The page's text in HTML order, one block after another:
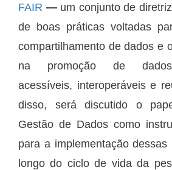
FAIR ― um conjunto de
de boas práticas voltadas
compartilhamento de dados e
na promoção de dados
acessíveis, interoperáveis e
disso, será discutido o
Gestão de Dados como
para a implementação
longo do ciclo de vida da